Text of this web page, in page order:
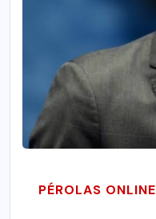
PÉROLAS ONLINE